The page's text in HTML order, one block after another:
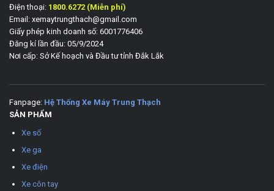
Điện thoại: 1800.6272 (Miễn phí)
Email: xemaytrungthach@gmail.com
Giấy phép kinh doanh số: 6001776406
Đăng kí lần đầu: 05/9/2024
Nơi cấp: Sở Kế hoạch và Đầu tư tỉnh Đắk Lắk
Fanpage: Hệ Thống Xe Máy Trung Thạch
SẢN PHẨM
Xe số
Xe ga
Xe điện
Xe côn tay